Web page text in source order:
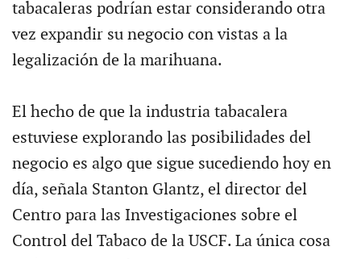
tabacaleras podrían estar considerando otra
vez expandir su negocio con vistas a la
legalización de la marihuana.
El hecho de que la industria tabacalera
estuviese explorando las posibilidades del
negocio es algo que sigue sucediendo hoy en
día, señala Stanton Glantz, el director del
Centro para las Investigaciones sobre el
Control del Tabaco de la USCF. La única cosa